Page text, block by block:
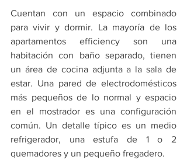
Cuentan con un espacio combinado
para vivir y dormir. La mayoría de los
apartamentos efficiency son una
habitación con baño separado, tienen
un área de cocina adjunta a la sala de
estar. Una pared de electrodomésticos
más pequeños de lo normal y espacio
en el mostrador es una configuración
común. Un detalle típico es un medio
refrigerador, una estufa de 1 o 2
quemadores y un pequeño fregadero.